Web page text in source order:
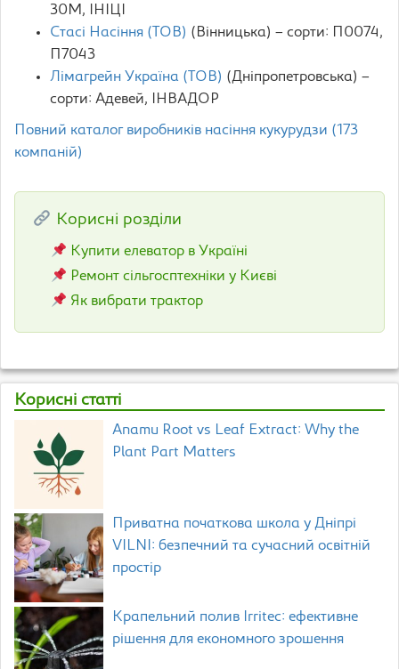
30М, ІНІЦІ
Стасі Насіння (ТОВ) (Вінницька) – сорти: П0074,
П7043
Лімагрейн Україна (ТОВ) (Дніпропетровська) –
сорти: Aдевей, ІНВАДОР
Повний каталог виробників насіння кукурудзи (173
компаній)
Корисні розділи
Купити елеватор в Україні
Ремонт сільгосптехніки у Києві
Як вибрати трактор
Корисні статті
Anamu Root vs Leaf Extract: Why the
Plant Part Matters
Приватна початкова школа у Дніпрі
VILNI: безпечний та сучасний освітній
простір
Крапельний полив Irritec: ефективне
рішення для економного зрошення